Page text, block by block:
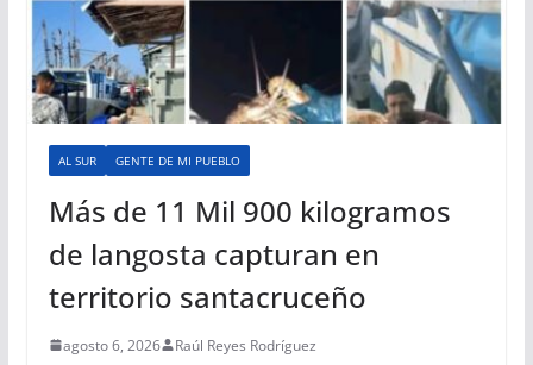
AL SUR GENTE DE MI PUEBLO
Más de 11 Mil 900 kilogramos
de langosta capturan en
territorio santacruceño
agosto 6, 2026 Raúl Reyes Rodríguez